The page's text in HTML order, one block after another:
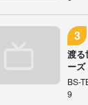
渡
ーズ
BS-
9